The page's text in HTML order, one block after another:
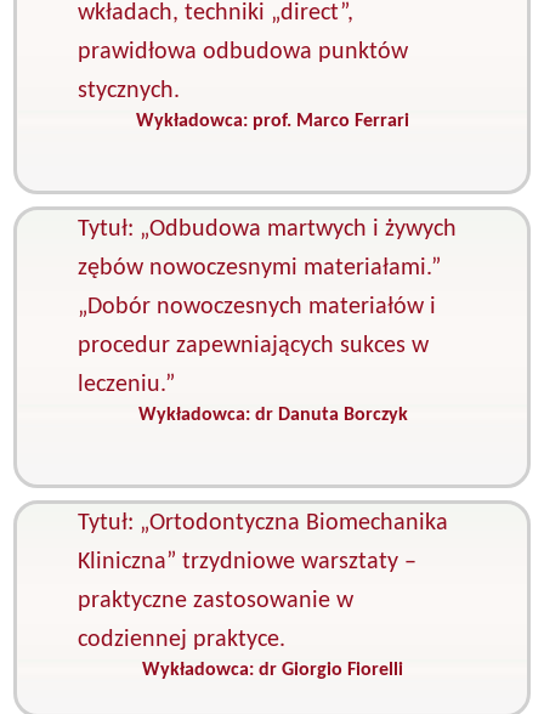
wkładach, techniki „direct”,
prawidłowa odbudowa punktów
stycznych.
Wykładowca: prof. Marco Ferrari
Tytuł: „Odbudowa martwych i żywych
zębów nowoczesnymi materiałami.”
„Dobór nowoczesnych materiałów i
procedur zapewniających sukces w
leczeniu.”
Wykładowca: dr Danuta Borczyk
Tytuł: „Ortodontyczna Biomechanika
Kliniczna” trzydniowe warsztaty –
praktyczne zastosowanie w
codziennej praktyce.
Wykładowca:dr Giorgio Fiorelli